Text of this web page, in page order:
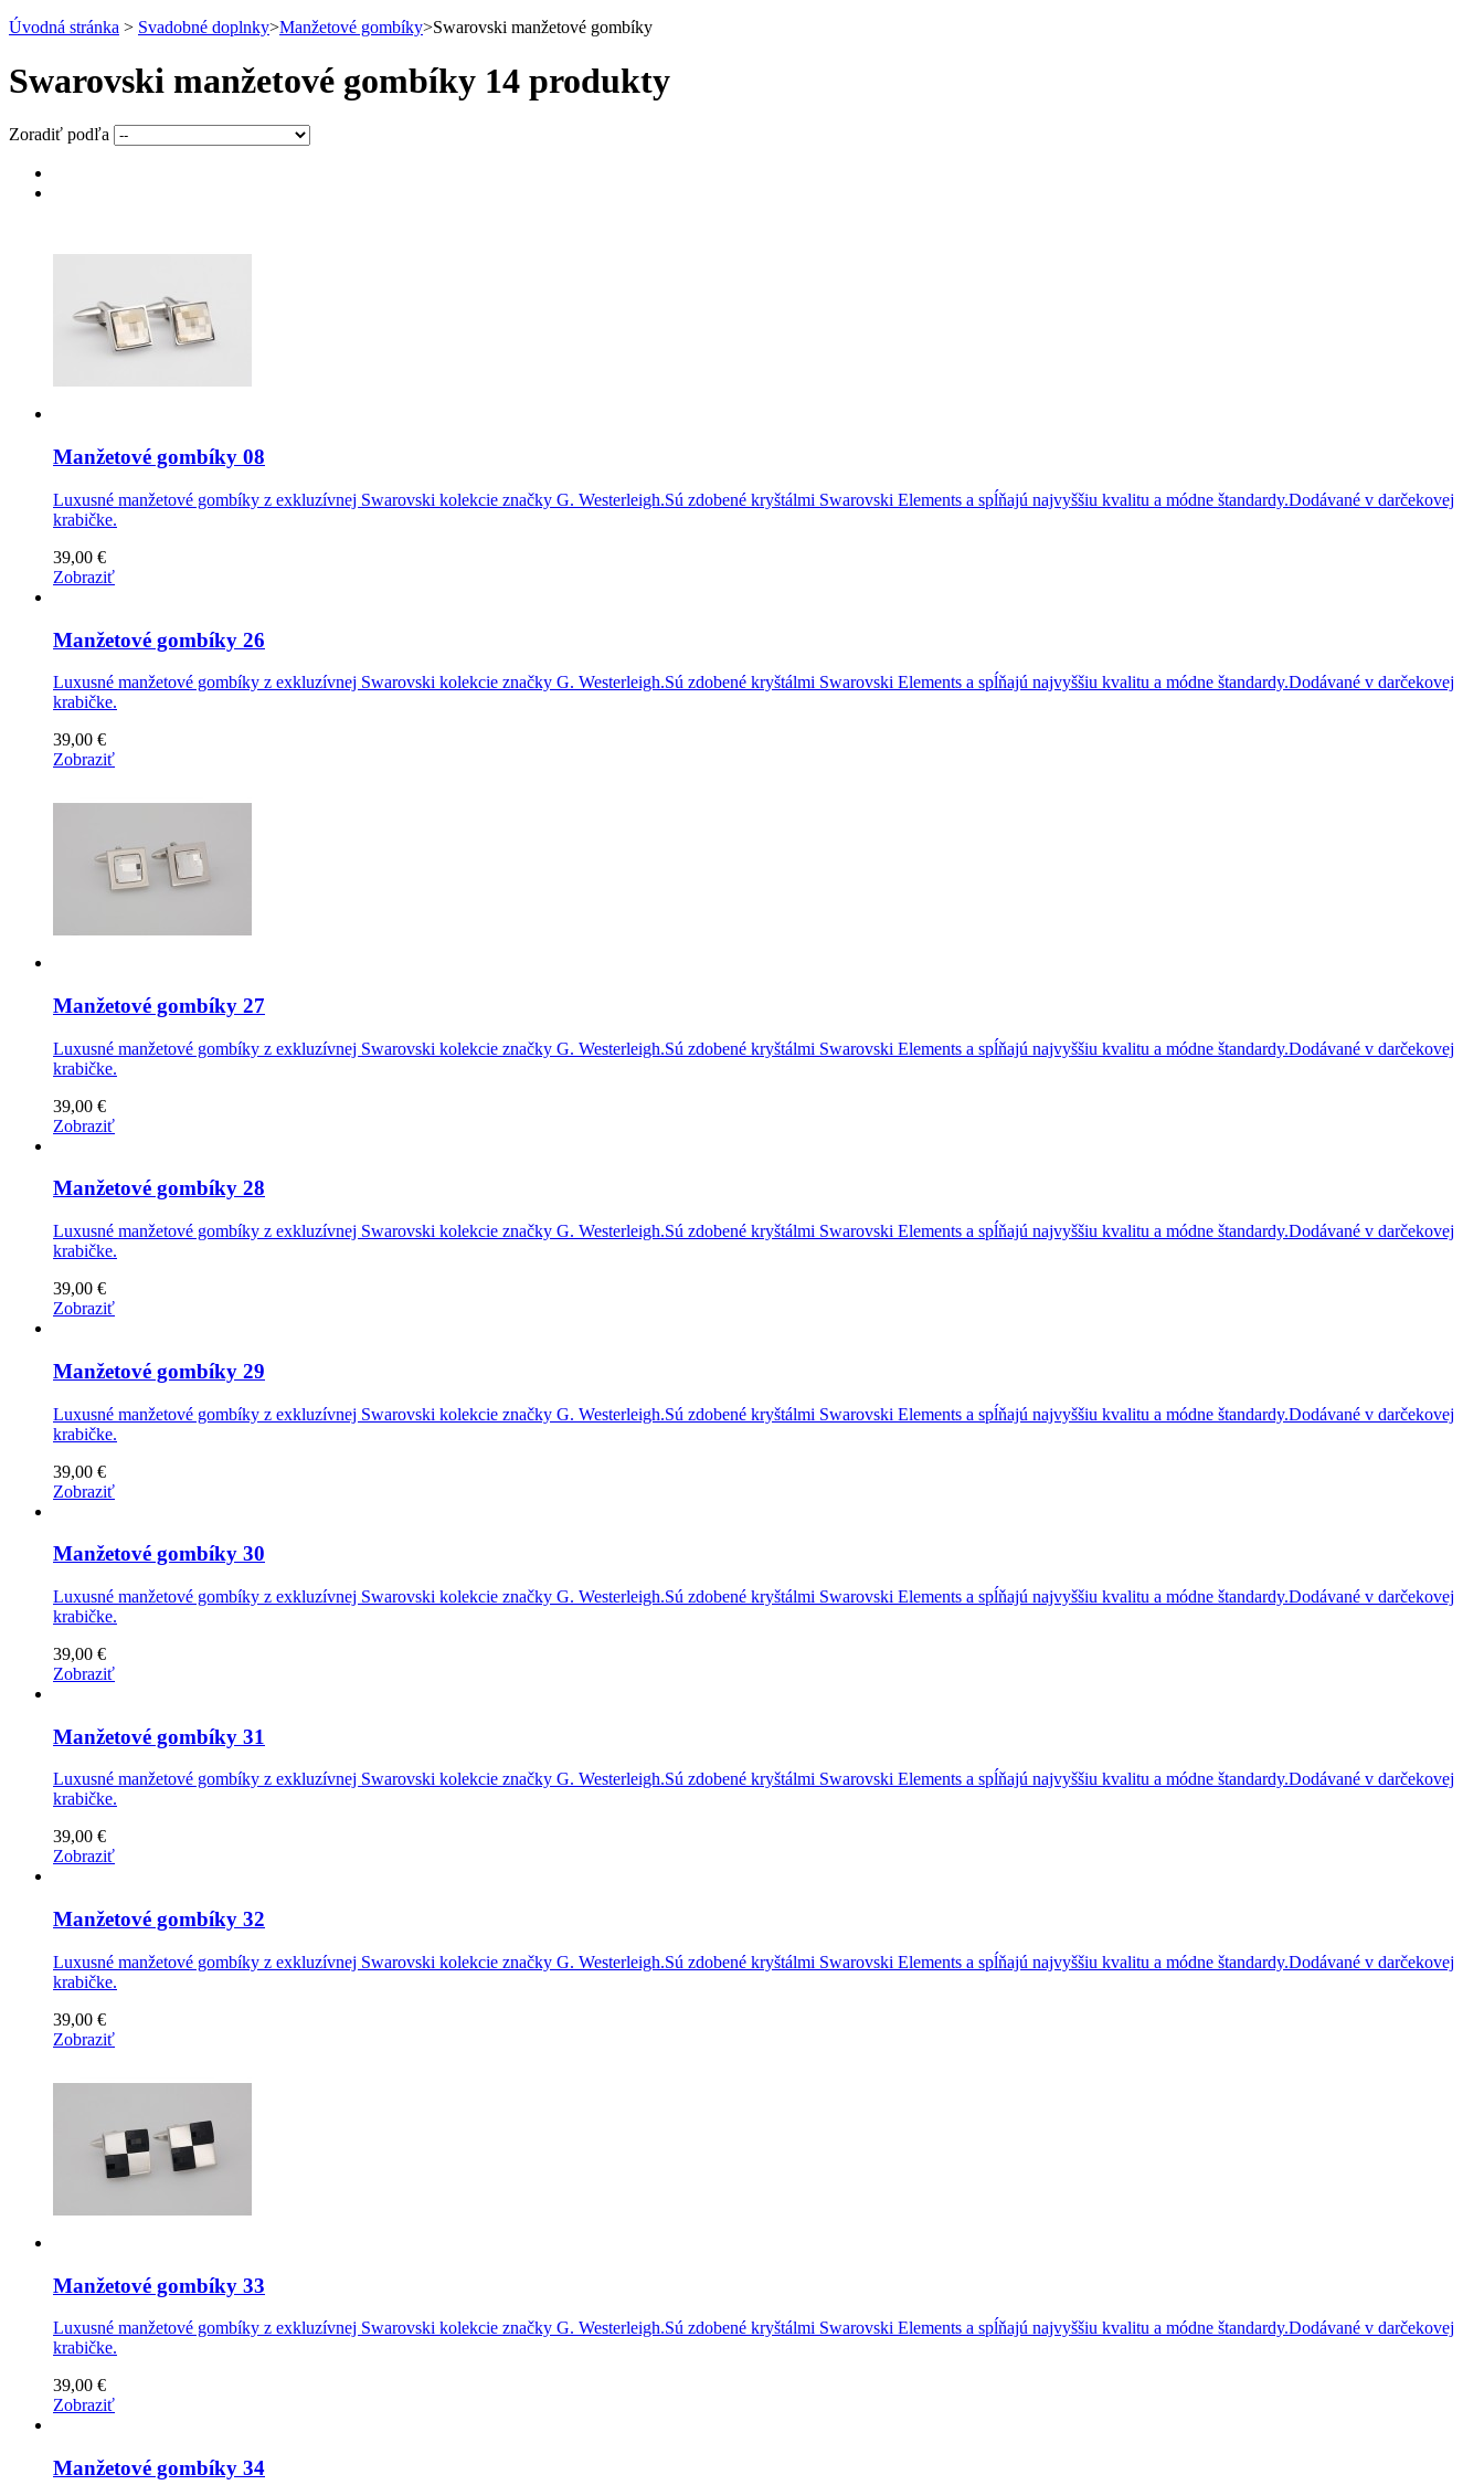
Úvodná stránka > Svadobné doplnky>Manžetové gombíky>Swarovski manžetové gombíky
Swarovski manžetové gombíky 14 produkty
Zoradiť podľa
Manžetové gombíky 08
Luxusné manžetové gombíky z exkluzívnej Swarovski kolekcie značky G. Westerleigh.Sú zdobené kryštálmi Swarovski Elements a spĺňajú najvyššiu kvalitu a módne štandardy.Dodávané v darčekovej
krabičke.
39,00 €
Zobraziť
Manžetové gombíky 26
Luxusné manžetové gombíky z exkluzívnej Swarovski kolekcie značky G. Westerleigh.Sú zdobené kryštálmi Swarovski Elements a spĺňajú najvyššiu kvalitu a módne štandardy.Dodávané v darčekovej
krabičke.
39,00 €
Zobraziť
Manžetové gombíky 27
Luxusné manžetové gombíky z exkluzívnej Swarovski kolekcie značky G. Westerleigh.Sú zdobené kryštálmi Swarovski Elements a spĺňajú najvyššiu kvalitu a módne štandardy.Dodávané v darčekovej
krabičke.
39,00 €
Zobraziť
Manžetové gombíky 28
Luxusné manžetové gombíky z exkluzívnej Swarovski kolekcie značky G. Westerleigh.Sú zdobené kryštálmi Swarovski Elements a spĺňajú najvyššiu kvalitu a módne štandardy.Dodávané v darčekovej
krabičke.
39,00 €
Zobraziť
Manžetové gombíky 29
Luxusné manžetové gombíky z exkluzívnej Swarovski kolekcie značky G. Westerleigh.Sú zdobené kryštálmi Swarovski Elements a spĺňajú najvyššiu kvalitu a módne štandardy.Dodávané v darčekovej
krabičke.
39,00 €
Zobraziť
Manžetové gombíky 30
Luxusné manžetové gombíky z exkluzívnej Swarovski kolekcie značky G. Westerleigh.Sú zdobené kryštálmi Swarovski Elements a spĺňajú najvyššiu kvalitu a módne štandardy.Dodávané v darčekovej
krabičke.
39,00 €
Zobraziť
Manžetové gombíky 31
Luxusné manžetové gombíky z exkluzívnej Swarovski kolekcie značky G. Westerleigh.Sú zdobené kryštálmi Swarovski Elements a spĺňajú najvyššiu kvalitu a módne štandardy.Dodávané v darčekovej
krabičke.
39,00 €
Zobraziť
Manžetové gombíky 32
Luxusné manžetové gombíky z exkluzívnej Swarovski kolekcie značky G. Westerleigh.Sú zdobené kryštálmi Swarovski Elements a spĺňajú najvyššiu kvalitu a módne štandardy.Dodávané v darčekovej
krabičke.
39,00 €
Zobraziť
Manžetové gombíky 33
Luxusné manžetové gombíky z exkluzívnej Swarovski kolekcie značky G. Westerleigh.Sú zdobené kryštálmi Swarovski Elements a spĺňajú najvyššiu kvalitu a módne štandardy.Dodávané v darčekovej
krabičke.
39,00 €
Zobraziť
Manžetové gombíky 34